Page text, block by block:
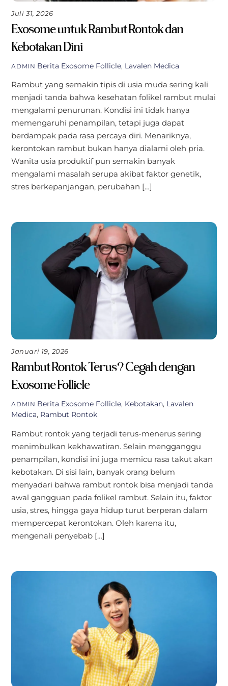
Juli 31, 2026
Exosome untuk Rambut Rontok dan
Kebotakan Dini
ADMIN Berita Exosome Follicle, Lavalen Medica
Rambut yang semakin tipis di usia muda sering kali
menjadi tanda bahwa kesehatan folikel rambut mulai
mengalami penurunan. Kondisi ini tidak hanya
memengaruhi penampilan, tetapi juga dapat
berdampak pada rasa percaya diri. Menariknya,
kerontokan rambut bukan hanya dialami oleh pria.
Wanita usia produktif pun semakin banyak
mengalami masalah serupa akibat faktor genetik,
stres berkepanjangan, perubahan […]
Januari 19, 2026
Rambut Rontok Terus? Cegah dengan
Exosome Follicle
ADMIN Berita Exosome Follicle, Kebotakan, Lavalen
Medica, Rambut Rontok
Rambut rontok yang terjadi terus-menerus sering
menimbulkan kekhawatiran. Selain mengganggu
penampilan, kondisi ini juga memicu rasa takut akan
kebotakan. Di sisi lain, banyak orang belum
menyadari bahwa rambut rontok bisa menjadi tanda
awal gangguan pada folikel rambut. Selain itu, faktor
usia, stres, hingga gaya hidup turut berperan dalam
mempercepat kerontokan. Oleh karena itu,
mengenali penyebab […]